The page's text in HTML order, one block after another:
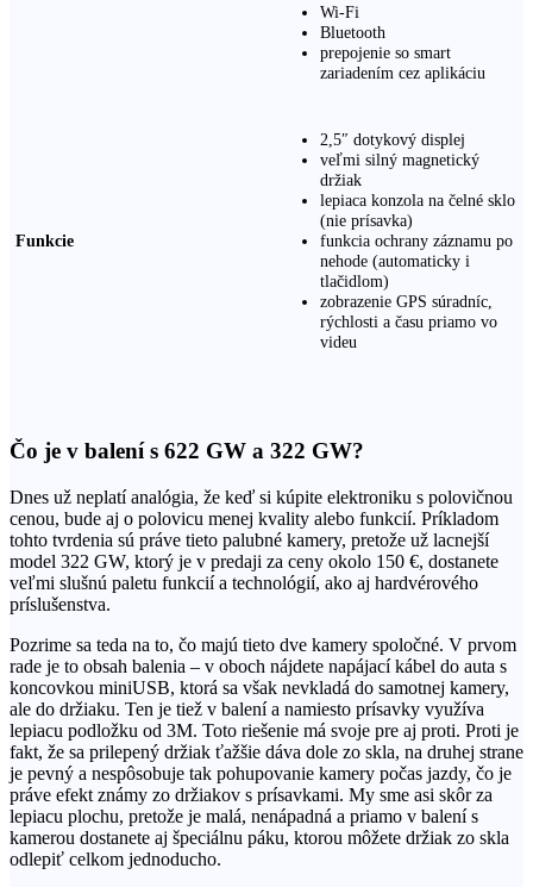
Wi-Fi
Bluetooth
prepojenie so smart
zariadením cez aplikáciu
Funkcie
2,5″ dotykový displej
veľmi silný magnetický
držiak
lepiaca konzola na čelné sklo
(nie prísavka)
funkcia ochrany záznamu po
nehode (automaticky i
tlačidlom)
zobrazenie GPS súradníc,
rýchlosti a času priamo vo
videu
Čo je v balení s 622 GW a 322 GW?
Dnes už neplatí analógia, že keď si kúpite elektroniku s polovičnou
cenou, bude aj o polovicu menej kvality alebo funkcií. Príkladom
tohto tvrdenia sú práve tieto palubné kamery, pretože už lacnejší
model 322 GW, ktorý je v predaji za ceny okolo 150 €, dostanete
veľmi slušnú paletu funkcií a technológií, ako aj hardvérového
príslušenstva.
Pozrime sa teda na to, čo majú tieto dve kamery spoločné. V prvom
rade je to obsah balenia – v oboch nájdete napájací kábel do auta s
koncovkou miniUSB, ktorá sa však nevkladá do samotnej kamery,
ale do držiaku. Ten je tiež v balení a namiesto prísavky využíva
lepiacu podložku od 3M. Toto riešenie má svoje pre aj proti. Proti je
fakt, že sa prilepený držiak ťažšie dáva dole zo skla, na druhej strane
je pevný a nespôsobuje tak pohupovanie kamery počas jazdy, čo je
práve efekt známy zo držiakov s prísavkami. My sme asi skôr za
lepiacu plochu, pretože je malá, nenápadná a priamo v balení s
kamerou dostanete aj špeciálnu páku, ktorou môžete držiak zo skla
odlepiť celkom jednoducho.